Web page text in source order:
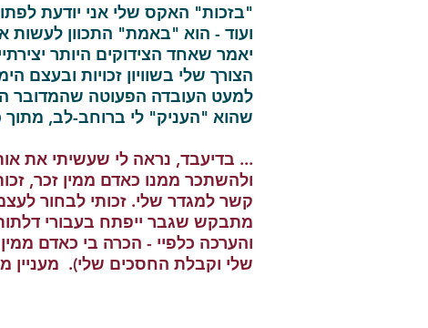
"בזכות" האקס שלי אני יודעת
ועוד - הוא "באמת" התכוון לעשות
יאמר שאחד הצידוקים היותר
הצורך שלי בשוויון זכויות
למעט העובדה הפעוטה שהמדובר
שהוא "העניק" לי ברוחב-לב, מתוך
... בדיעבד, נראה לי שעשיתי את
ולהשתכר ממנו כאדם ממין זכר,
קשר למגדר שלי. זכותי לבחור
מתבקש שגבר ייפתח בעבורי דלתות
והערכה כלפיי - הכרה בי כאדם
שלי וקבלת החסכים שלי). מעניין